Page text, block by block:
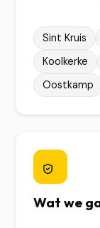
Sint Kruis
Koolkerke
Oostkamp
Wat we